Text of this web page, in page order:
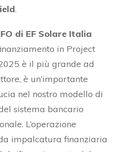
.
di EF Solare Italia
in Project
è il più grande ad
è un’importante
nel nostro modello di
sistema bancario
L’operazione
impalcatura finanziaria